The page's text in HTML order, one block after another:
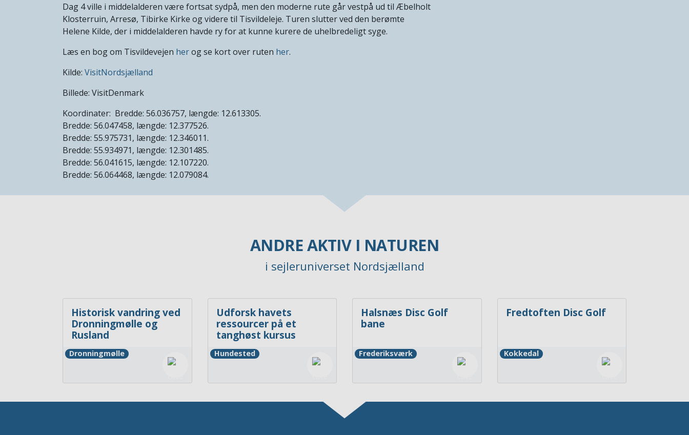
Dag 4 ville i middelalderen være fortsat sydpå, men den moderne rute går vestpå ud til Æbelholt
Klosterruin, Arresø, Tibirke Kirke og videre til Tisvildeleje. Turen slutter ved den berømte
Helene Kilde, der i middelalderen havde ry for at kunne kurere de uhelbredeligt syge.
Læs en bog om Tisvildevejen herog se kort over ruten her.
Kilde: VisitNordsjælland
Billede: VisitDenmark
Koordinater: Bredde: 56.036757, længde: 12.613305.
Bredde: 56.047458, længde: 12.377526.
Bredde: 55.975731, længde: 12.346011.
Bredde: 55.934971, længde: 12.301485.
Bredde: 56.041615, længde: 12.107220.
Bredde: 56.064468, længde: 12.079084.
ANDRE AKTIV I NATUREN
i sejleruniverset Nordsjælland
Historisk vandring ved
Dronningmølle og
Rusland
Dronningmølle
Udforsk havets
ressourcer på et
tanghøst kursus
Hundested
Halsnæs Disc Golf
bane
Frederiksværk
Fredtoften Disc Golf
Kokkedal